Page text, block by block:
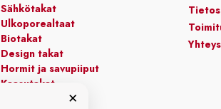
Sähkötakat
Ulkoporealtaat
Biotakat
Design takat
Hormit ja savupiiput
Kaasutakat
Kiertoilmatakat
×